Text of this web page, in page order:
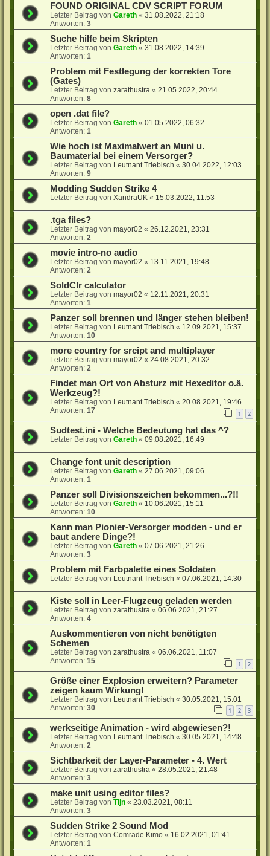
FOUND ORIGINAL CDV SCRIPT FORUM
Letzter Beitrag vonGareth «31.08.2022, 21:18
Antworten:3
Suche hilfe beim Skripten
Letzter Beitrag vonGareth «31.08.2022, 14:39
Antworten:1
Problem mit Festlegung der korrekten Tore
(Gates)
Letzter Beitrag vonzarathustra «21.05.2022, 20:44
Antworten:8
open .dat file?
Letzter Beitrag vonGareth «01.05.2022, 06:32
Antworten:1
Wie hoch ist Maximalwert an Muni u.
Baumaterial bei einem Versorger?
Letzter Beitrag von Leutnant Triebisch «30.04.2022, 12:03
Antworten:9
Modding Sudden Strike 4
Letzter Beitrag vonXandraUK « 15.03.2022, 11:53
.tga files?
Letzter Beitrag vonmayor02 «26.12.2021, 23:31
Antworten:2
movie intro-no audio
Letzter Beitrag vonmayor02 « 13.11.2021, 19:48
Antworten:2
SoldClr calculator
Letzter Beitrag vonmayor02 « 12.11.2021, 20:31
Antworten:1
Panzer soll brennen und länger stehen bleiben!
Letzter Beitrag von Leutnant Triebisch « 12.09.2021, 15:37
Antworten:10
more country for srcipt and multiplayer
Letzter Beitrag vonmayor02 «24.08.2021, 20:32
Antworten:2
Findet man Ort von Absturz mit Hexeditor o.ä.
Werkzeug?!
Letzter Beitrag von Leutnant Triebisch «20.08.2021, 19:46
Antworten:17 1 2
Sudtest.ini - Welche Bedeutung hat das ^?
Letzter Beitrag vonGareth «09.08.2021, 16:49
Change font unit description
Letzter Beitrag vonGareth «27.06.2021, 09:06
Antworten:1
Panzer soll Divisionszeichen bekommen...?!!
Letzter Beitrag vonGareth « 10.06.2021, 15:11
Antworten:10
Kann man Pionier-Versorger modden - und er
baut andere Dinge?!
Letzter Beitrag vonGareth «07.06.2021, 21:26
Antworten:3
Problem mit Farbpalette eines Soldaten
Letzter Beitrag von Leutnant Triebisch «07.06.2021, 14:30
Kiste soll in Leer-Flugzeug geladen werden
Letzter Beitrag vonzarathustra «06.06.2021, 21:27
Antworten:4
Auskommentieren von nicht benötigten
Schemen
Letzter Beitrag vonzarathustra «06.06.2021, 11:07
Antworten:15 1 2
Größe einer Explosion erweitern? Parameter
zeigen kaum Wirkung!
Letzter Beitrag von Leutnant Triebisch «30.05.2021, 15:01
Antworten:30 1 2 3
werkseitige Animation - wird abgewiesen?!
Letzter Beitrag von Leutnant Triebisch «30.05.2021, 14:48
Antworten:2
Sichtbarkeit der Layer-Parameter - 4. Wert
Letzter Beitrag vonzarathustra «28.05.2021, 21:48
Antworten:3
make unit using editor files?
Letzter Beitrag vonTijn «23.03.2021, 08:11
Antworten:3
Sudden Strike 2 Sound Mod
Letzter Beitrag vonComrade Kimo « 16.02.2021, 01:41
Antworten:1